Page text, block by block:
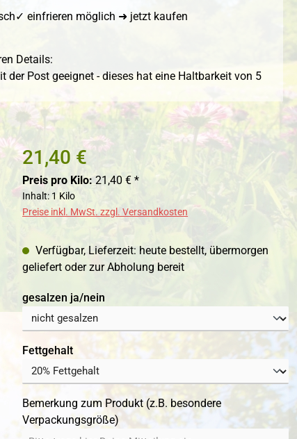
einfrieren möglich ➜ jetzt kaufen
Details:
Post geeignet - dieses hat eine Haltbarkeit von 5
21,40 €
Preis pro Kilo: 21,40 € *
Inhalt: 1 Kilo
Preise inkl. MwSt. zzgl. Versandkosten
Verfügbar, Lieferzeit: heute bestellt, übermorgen
geliefert oder zur Abholung bereit
gesalzen ja/nein
Fettgehaltauswählen
Bemerkung zum Produkt (z.B. besondere
Verpackungsgröße)